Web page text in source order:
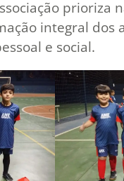
prioriza
integral dos
e social.